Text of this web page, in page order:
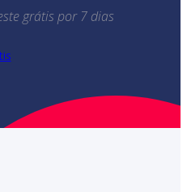
grátis por 7 dias